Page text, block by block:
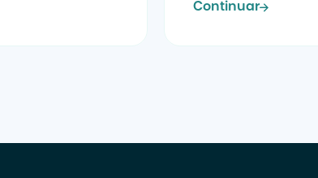
Continuar